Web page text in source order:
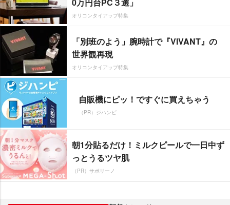
オリコンタイアップ特集
「別班のよう」腕時計で『VIVANT』の
世界観再現
オリコンタイアップ特集
自販機にピッ！ですぐに買えちゃう
（PR）ジハンピ
朝1分貼るだけ！ミルクピールで一日中ず
っとうるツヤ肌
（PR）サボリーノ